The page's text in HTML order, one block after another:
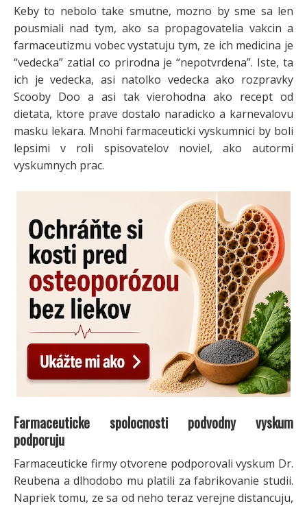
Keby to nebolo take smutne, mozno by sme sa len
pousmiali nad tym, ako sa propagovatelia vakcin a
farmaceutizmu vobec vystatuju tym, ze ich medicina je
“vedecka” zatial co prirodna je “nepotvrdena”. Iste, ta
ich je vedecka, asi natolko vedecka ako rozpravky
Scooby Doo a asi tak vierohodna ako recept od
dietata, ktore prave dostalo naradicko a karnevalovu
masku lekara. Mnohi farmaceuticki vyskumnici by boli
lepsimi v roli spisovatelov noviel, ako autormi
vyskumnych prac.
Farmaceuticke spolocnosti podvodny vyskum
podporuju
Farmaceuticke firmy otvorene podporovali vyskum Dr.
Reubena a dlhodobo mu platili za fabrikovanie studii.
Napriek tomu, ze sa od neho teraz verejne distancuju,